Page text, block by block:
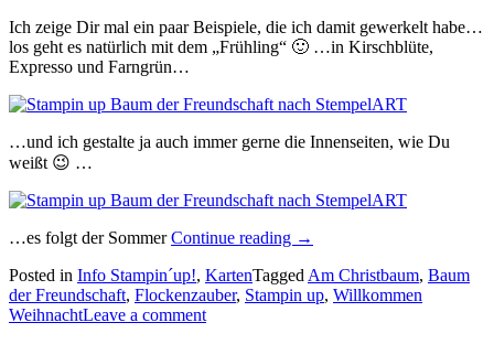
Ich zeige Dir mal ein paar Beispiele, die ich damit gewerkelt habe…
los geht es natürlich mit dem „Frühling“ 🙂 …in Kirschblüte,
Expresso und Farngrün…
…und ich gestalte ja auch immer gerne die Innenseiten, wie Du
weißt 😉 …
…es folgt der SommerContinue reading „Der
der
Freundschaft…“
→
Posted in Info Stampin´up!, KartenTagged Am Christbaum, Baum
der Freundschaft, Flockenzauber, Stampin up, Willkommen
WeihnachtLeave a comment